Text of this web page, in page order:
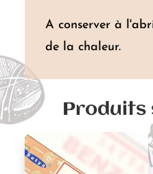
A conserver à
de la chaleur.
Produits